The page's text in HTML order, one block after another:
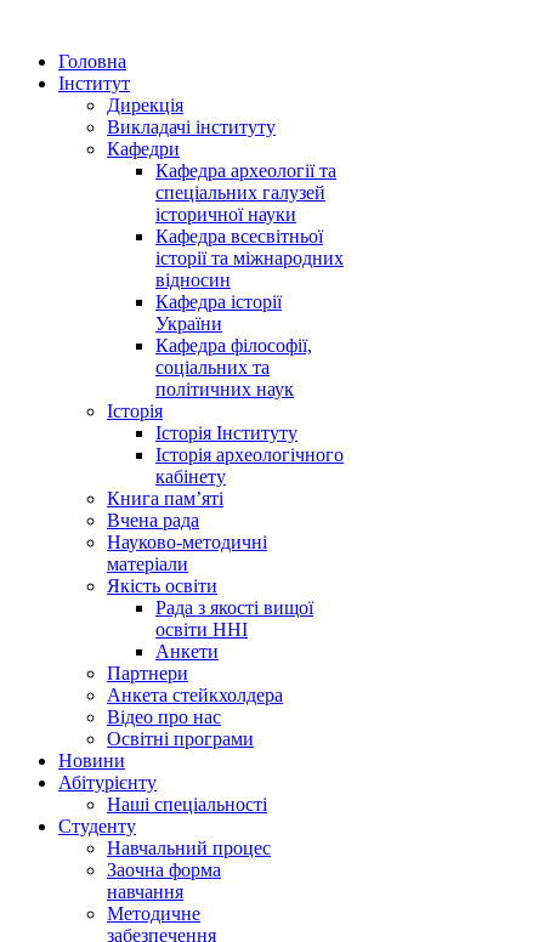
Головна
Інститут
Дирекція
Викладачі інституту
Кафедри
Кафедра археології та
спеціальних галузей
історичної науки
Кафедра всесвітньої
історії та міжнародних
відносин
Кафедра історії
України
Кафедра філософії,
соціальних та
політичних наук
Історія
Історія Інституту
Історія археологічного
кабінету
Книга памʼяті
Вчена рада
Науково-методичні
матеріали
Якість освіти
Рада з якості вищої
освіти ННІ
Анкети
Партнери
Анкета стейкхолдера
Відео про нас
Освітні програми
Hовини
Абітурієнту
Наші спеціальності
Студенту
Навчальний процес
Заочна форма
навчання
Методичне
забезпечення